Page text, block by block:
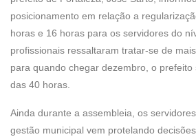
posicionamento em relação a
horas e 16 horas para os servidores do
profissionais ressaltaram tratar-se de
para quando chegar dezembro, o prefeito
das 40 horas.
Ainda durante a assembleia, os
gestão municipal vem protelando